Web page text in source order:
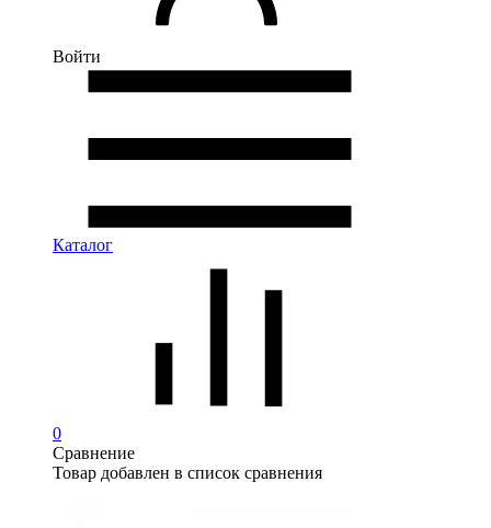
Войти
Каталог
0
Сравнение
Товар добавлен в список сравнения